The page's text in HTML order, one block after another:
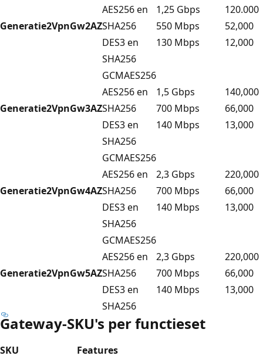
Generatie2VpnGw2AZ
AES256 en
SHA256
DES3 en
SHA256
1,25 Gbps
550 Mbps
130 Mbps
120.000
52,000
12,000
Generatie2VpnGw3AZ
GCMAES256
AES256 en
SHA256
DES3 en
SHA256
1,5 Gbps
700 Mbps
140 Mbps
140,000
66,000
13,000
Generatie2VpnGw4AZ
GCMAES256
AES256 en
SHA256
DES3 en
SHA256
2,3 Gbps
700 Mbps
140 Mbps
220,000
66,000
13,000
Generatie2VpnGw5AZ
GCMAES256
AES256 en
SHA256
DES3 en
SHA256
2,3 Gbps
700 Mbps
140 Mbps
220,000
66,000
13,000
Gateway-SKU's per functieset
SKU Features